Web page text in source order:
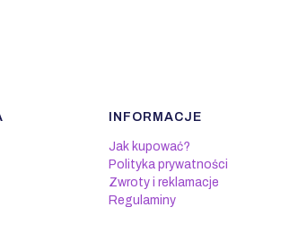
INFORMACJE
Jak kupować?
Polityka prywatności
Zwroty i reklamacje
Regulaminy